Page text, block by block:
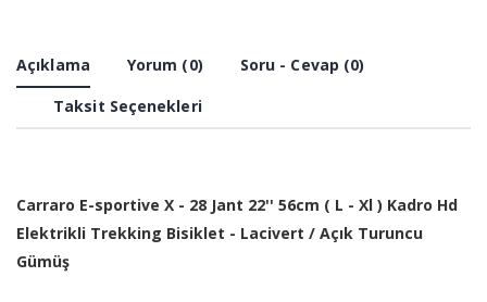
Açıklama Yorum (0)
Soru - Cevap (0)
Taksit Seçenekleri
Carraro E-sportive X - 28 Jant 22'' 56cm ( L - Xl ) Kadro Hd
Elektrikli Trekking Bisiklet - Lacivert / Açık Turuncu
Gümüş